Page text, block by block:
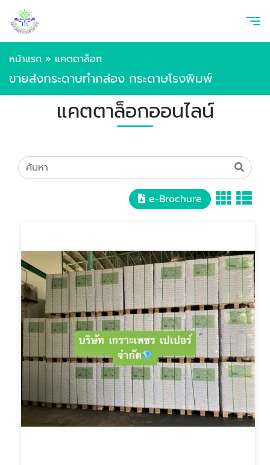
หน้าแรก » แคตตาล็อก
ขายส่งกระดาษทำกล่อง กระดาษโรงพิมพ์
แคตตาล็อกออนไลน์
e-Brochure